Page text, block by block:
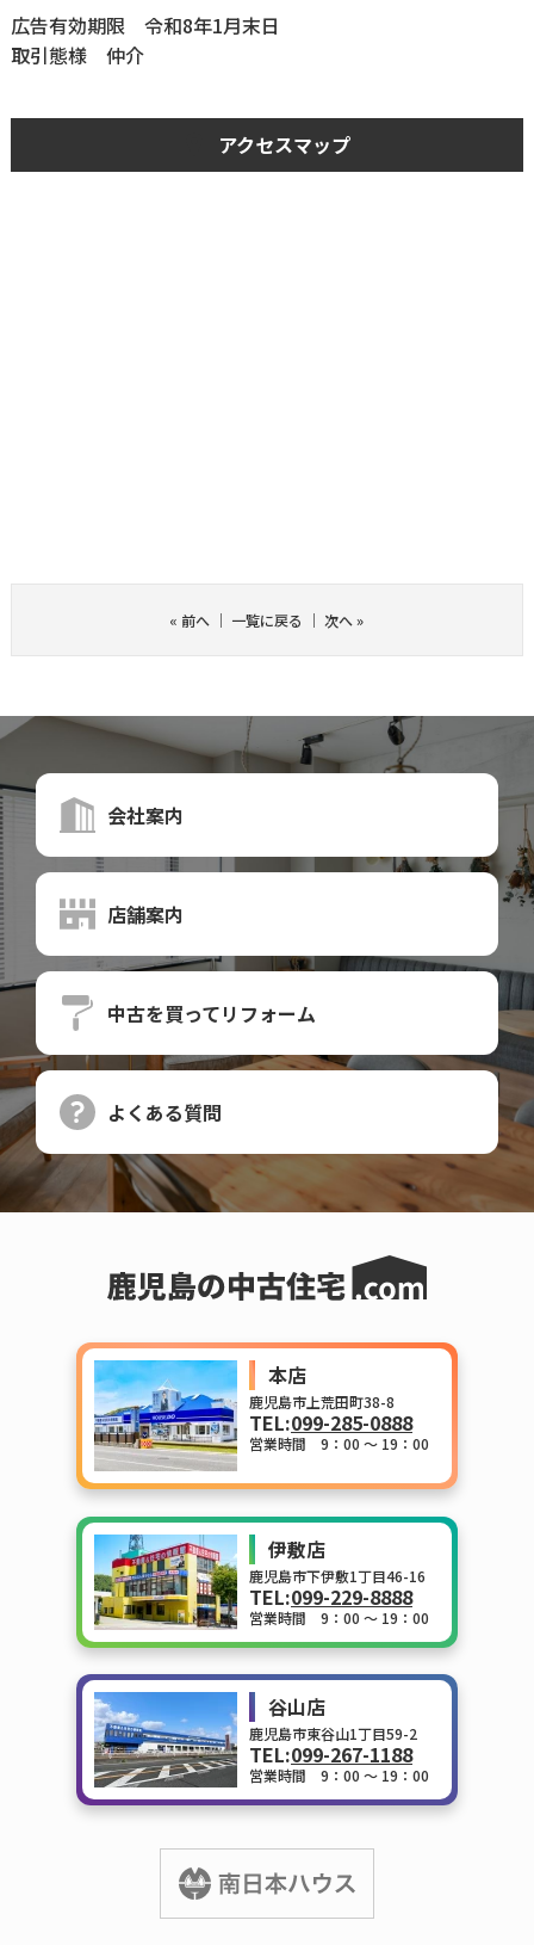
広告有効期限 令和8年1月末日
取引態様 仲介
アクセスマップ
« 前へ ｜ 一覧に戻る ｜次へ»
会社案内
店舗案内
中古を買ってリフォーム
よくある質問
本店
鹿児島市上荒田町38-8
TEL:099-285-0888
営業時間 9：00 ～ 19：00
伊敷店
鹿児島市下伊敷1丁目46-16
TEL:099-229-8888
営業時間 9：00 ～ 19：00
谷山店
鹿児島市東谷山1丁目59-2
TEL:099-267-1188
営業時間 9：00 ～ 19：00